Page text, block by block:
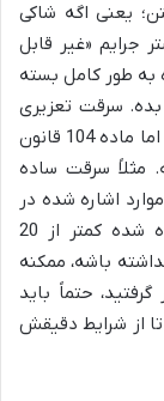
یعنی اگه شاکی
جرایم «غیر قابل
طور کامل بسته
سرقت تعزیری
اصولاً یه جرم «غیر قابل گذشت» محسوب میشه. اما ماده 104 قانون
مثلاً سرقت ساده
موارد اشاره شده در
مواد 656، 657 و 665)، اگه ارزش مال دزدیده شده کمتر از 20
باشه، ممکنه
حتماً باید
از شرایط دقیقش